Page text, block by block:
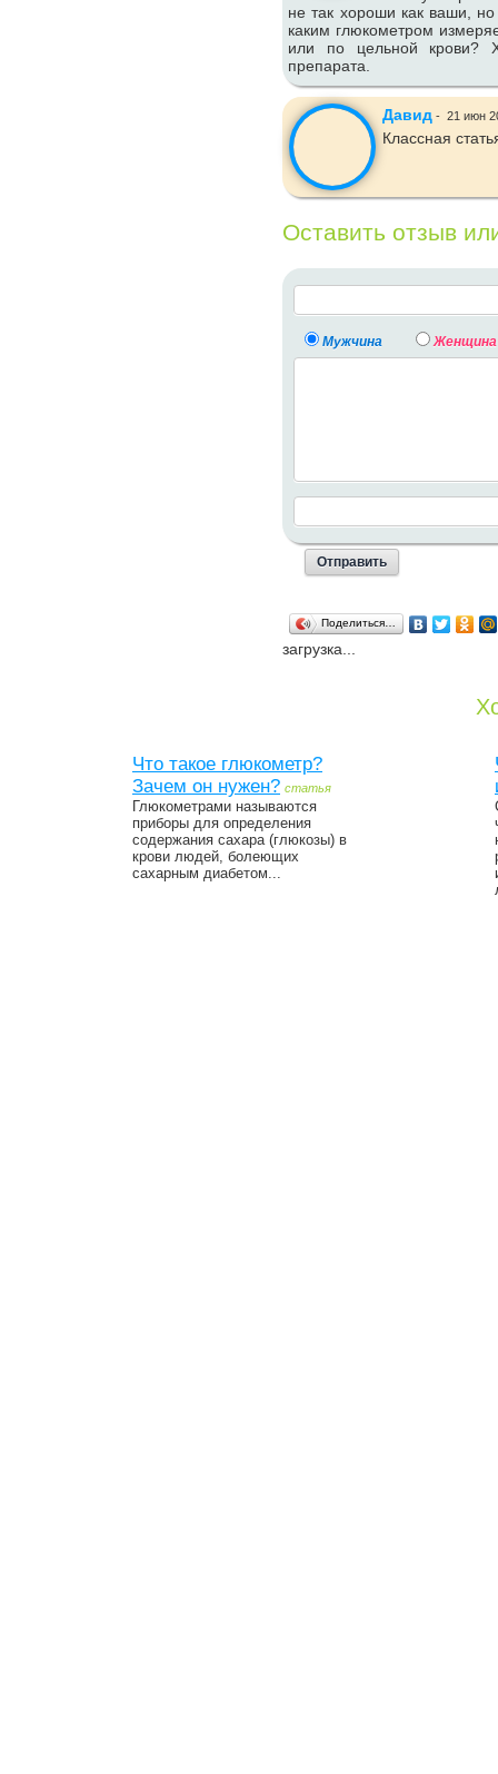
не так хороши как ваши,
каким глюкометром
или по цельной крови?
препарата.
Давид - 21 июн
Классная
Оставить отзыв
Мужчина Женщина
Поделиться…
загрузка...
Что такое глюкометр?
Зачем он нужен? статья
Глюкометрами называются
приборы для определения
содержания сахара (глюкозы) в
крови людей, болеющих
сахарным диабетом...